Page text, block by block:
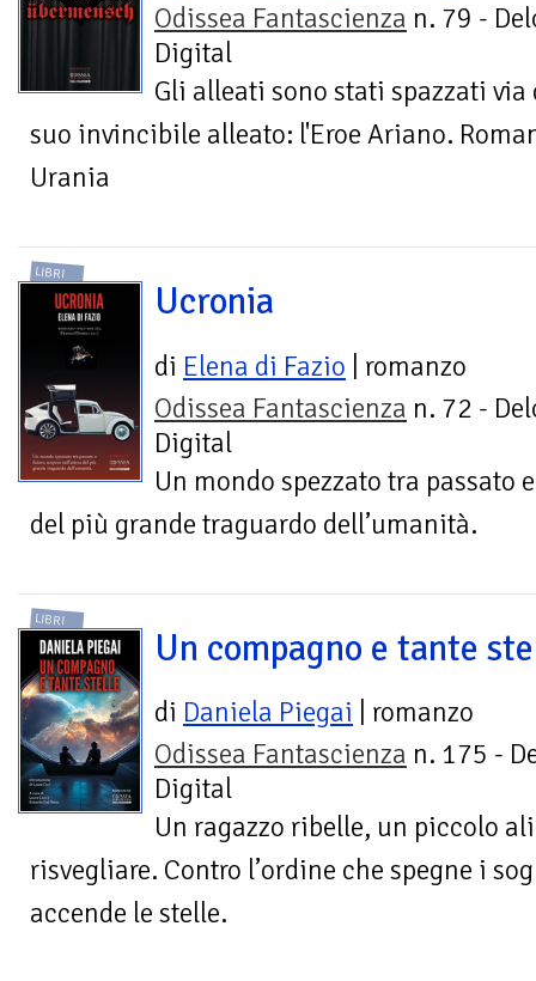
Odissea Fantascienza n. 79 -
Digital
Gli alleati sono stati spazzati
suo invincibile alleato: l'Eroe Ariano.
Urania
LIBRI
Ucronia
di Elena di Fazio | romanzo
Odissea Fantascienza n. 72 -
Digital
Un mondo spezzato tra passato
del più grande traguardo dell’umanità.
LIBRI
Un compagno e tante
di Daniela Piegai | romanzo
Odissea Fantascienza n. 175 -
Digital
Un ragazzo ribelle, un piccolo
risvegliare. Contro l’ordine che spegne i
accende le stelle.